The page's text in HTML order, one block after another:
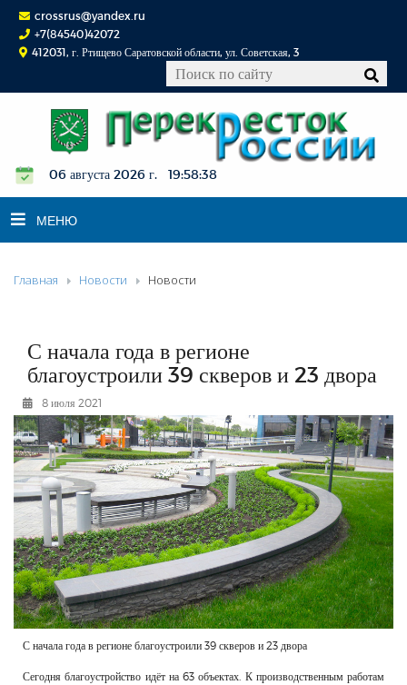
crossrus@yandex.ru
+7(84540)42072
412031, г. Ртищево Саратовской области, ул. Советская, 3
06 августа 2026 г. 19:58:39
МЕНЮ
НОВОСТИ
К СВЕДЕНИЮ
КОНКУРСЫ
ФОТОРЕПОРТАЖИ
РЕКЛАМОДАТЕЛЯМ
ОБЪЯВЛЕНИЯ
КОНТАКТЫ
Главная Новости Новости
С начала года в регионе
благоустроили 39 скверов и 23 двора
8 июля 2021
С начала года в регионе благоустроили 39 скверов и 23 двора
Сегодня благоустройство идёт на 63 объектах. К производственным работам